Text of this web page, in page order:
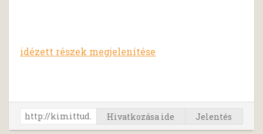
idézett részek megjelenítése
Hivatkozása ide Jelentés